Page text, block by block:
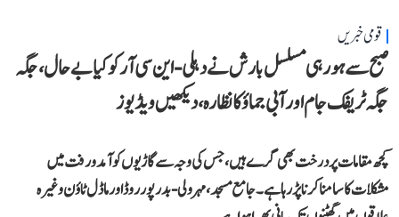
قومی خبریں
صبح سے ہو رہی مسلسل بارش نے دہلی-این سی آر کو کیا بے حال، جگہ
جگہ ٹریفک جام اور آبی جماؤ کا نظارہ، دیکھیں ویڈیوز
کچھ مقامات پر درخت بھی گرے ہیں، جس کی وجہ سے گاڑیوں کو آمد و رفت میں
مشکلات کا سامنا کرنا پڑ رہا ہے۔ جامع مسجد، مہرولی-بدرپور روڈ اور ماڈل ٹاؤن وغیرہ